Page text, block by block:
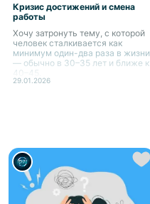
Кризис достижений и смена
работы
Хочу затронуть тему, с которой
человек сталкивается как
минимум один-два раза в жизни
— обычно в 30–35 лет и ближе к
40–45.
29.01.2026